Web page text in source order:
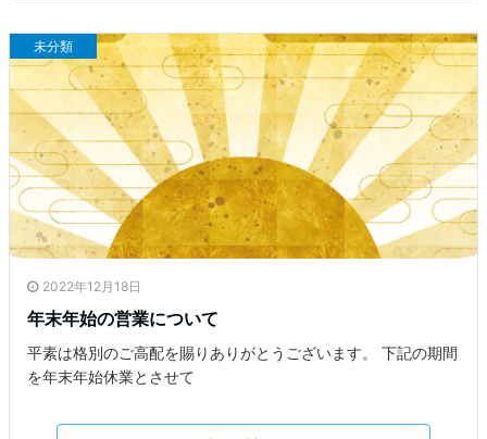
未分類
2022年12月18日
年末年始の営業について
平素は格別のご高配を賜りありがとうございます。 下記の期間
を年末年始休業とさせて